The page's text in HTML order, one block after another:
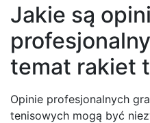
Jakie są
temat rakiet
Opinie profesjonalnych
tenisowych mogą być